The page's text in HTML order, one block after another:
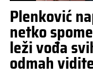
Plenković
netko
leži vođa
odmah